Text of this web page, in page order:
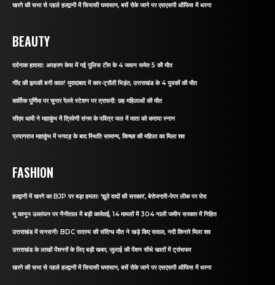
खरगे की सभा से पहले हल्द्वानी में सियासी घमासान, बसें रोके जाने पर एसएसपी ऑफिस में धरना
BEAUTY
दर्दनाक हादसा: अपहरण केस में गई पुलिस टीम के 4 जवान समेत 5 की मौत
नींद की झपकी बनी काल! मुरादाबाद में कार-ट्रॉली भिड़ंत, उत्तराखंड के 4 युवकों की मौत
कार्तिक पूर्णिमा पर चुनार रेलवे स्टेशन पर त्रासदी: छह महिलाओं की मौत
सीएम धामी ने महाकुंभ में त्रिवेणी संगम के पवित्र जल में माता को कराया स्नान
प्रयागराज महाकुंभ में भगदड़ के बाद स्थिति सामान्य, किच्छा की महिला का मिला शव
FASHION
हल्द्वानी में खरगे का BJP पर बड़ा हमलाः ‘झूठे वादों की सरकार’, बेरोजगारी-पेपर लीक पर घेरा
भू कानून उल्लंघन पर नैनीताल में बड़ी कार्रवाई, 14 मामलों में 304 नाली जमीन सरकार में निहित
उत्तराखंड में सनसनीः BDC सदस्य की संदिग्ध मौत ने खड़े किए सवाल, नदी किनारे मिला शव
उत्तराखंड के लाखों पेंशनरों के लिए बड़ी खबर, जुलाई की पेंशन सीधे खातों में ट्रांसफर
खरगे की सभा से पहले हल्द्वानी में सियासी घमासान, बसें रोके जाने पर एसएसपी ऑफिस में धरना